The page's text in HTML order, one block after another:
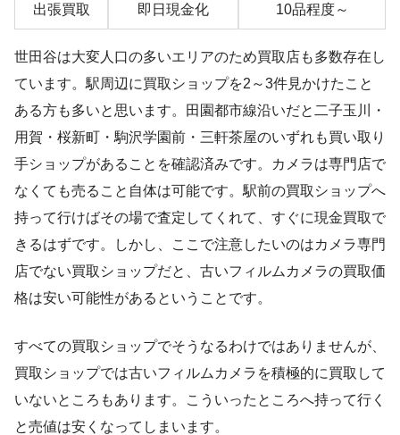
出張買取 即日現金化 10品程度～
世田谷は大変人口の多いエリアのため買取店も多数存在し
ています。駅周辺に買取ショップを2～3件見かけたこと
ある方も多いと思います。田園都市線沿いだと二子玉川・
用賀・桜新町・駒沢学園前・三軒茶屋のいずれも買い取り
手ショップがあることを確認済みです。カメラは専門店で
なくても売ること自体は可能です。駅前の買取ショップへ
持って行けばその場で査定してくれて、すぐに現金買取で
きるはずです。しかし、ここで注意したいのはカメラ専門
店でない買取ショップだと、古いフィルムカメラの買取価
格は安い可能性があるということです。
すべての買取ショップでそうなるわけではありませんが、
買取ショップでは古いフィルムカメラを積極的に買取して
いないところもあります。こういったところへ持って行く
と売値は安くなってしまいます。